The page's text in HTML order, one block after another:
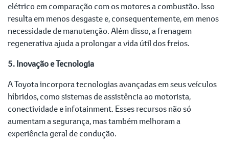
elétrico em comparação com os motores a combustão. Isso
resulta em menos desgaste e, consequentemente, em menos
necessidade de manutenção. Além disso, a frenagem
regenerativa ajuda a prolongar a vida útil dos freios.
5. Inovação e Tecnologia
A Toyota incorpora tecnologias avançadas em seus veículos
híbridos, como sistemas de assistência ao motorista,
conectividade e infotainment. Esses recursos não só
aumentam a segurança, mas também melhoram a
experiência geral de condução.